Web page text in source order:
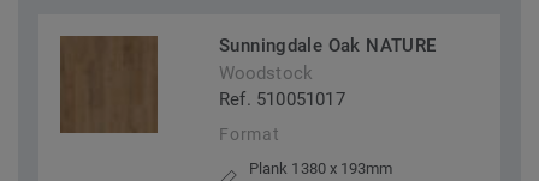
Sunningdale Oak NATURE
Woodstock
Ref. 510051017
Format
Plank 1380 x 193mm